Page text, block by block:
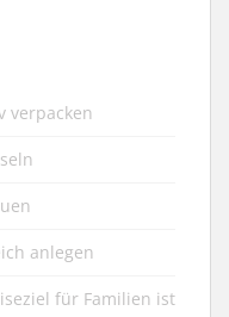
verpacken
anlegen
für Familien ist